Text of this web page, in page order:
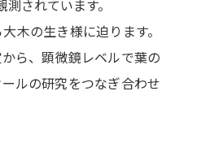
志望校・出願校を調べ
併願校選び 受験スケジュー
されています。
木の生き様に迫ります。
ら、顕微鏡レベルで葉の
ルの研究をつなぎ合わせ